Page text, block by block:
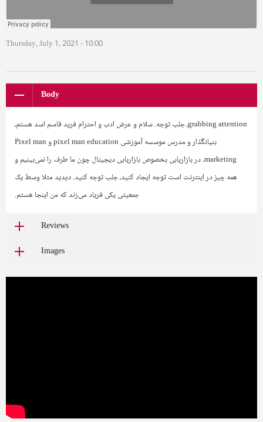
Thursday, July 1, 2021 - 10:00
Body
grabbing attention، جلب توجه. سلام و عرض ادب و احترام فرید قاسم اسد هستم،
بنیانگذار و مدرس موسسه آموزشی pixel man educationو ‌Pixel man
marketing. در بازاریابی بخصوص بازاریابی دیجیتال‌ چون ما طرف را نمی‌بینیم و
همه چیز در اینترنت است توجه ایجاد کنید، جلب توجه کنید. دیدید مثلا وسط یک
جمعیتی یکی فریاد می‌زند که من اینجا هستم.
Reviews
Images